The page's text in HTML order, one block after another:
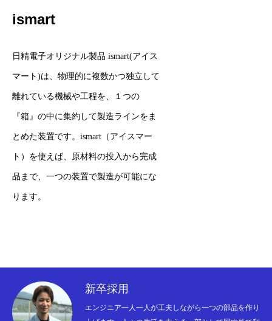
ismart
日精電子オリジナル製品 ismart(アイス
マート)は、物理的に複数かつ独立して
離れている機械や工程を、１つの
『箱』の中に集約して製造ラインをま
とめた装置です。ismart（アイスマー
ト）を使えば、原材料の投入から完成
品まで、一つの装置で製造が可能にな
ります。
新卒採用
エンジニア一人一人が工夫しながら一つの部品を作り